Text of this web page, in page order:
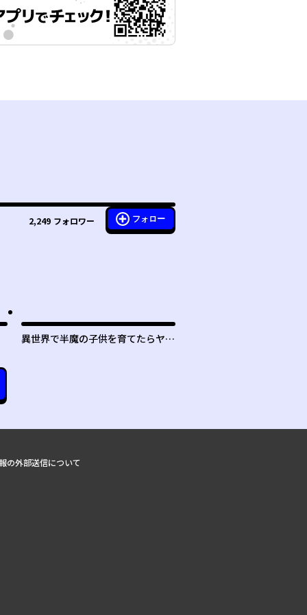
2,249 フォロワー フォロー
異世界で半魔の子供を育てたらヤン
の外部送信について